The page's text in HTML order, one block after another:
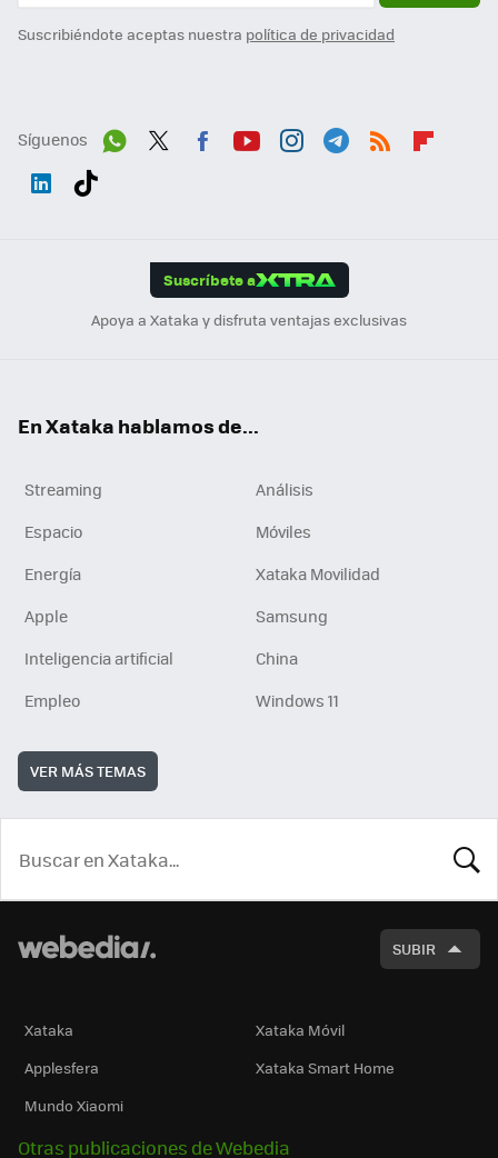
Suscribiéndote aceptas nuestra política de privacidad
Síguenos
Suscríbete a
Apoya a Xataka y disfruta ventajas exclusivas
En Xataka hablamos de...
Streaming
Análisis
Espacio
Móviles
Energía
Xataka Movilidad
Apple
Samsung
Inteligencia artificial
China
Empleo
Windows 11
VER MÁS TEMAS
SUBIR
Xataka
Xataka Móvil
Applesfera
Xataka Smart Home
Mundo Xiaomi
Otras publicaciones de Webedia